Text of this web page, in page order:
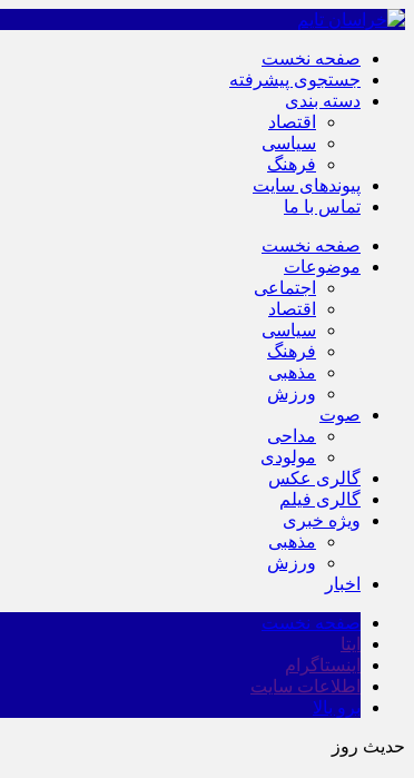
صفحه نخست
جستجوی پیشرفته
دسته بندی
اقتصاد
سیاسی
فرهنگ
پیوندهای سایت
تماس با ما
صفحه نخست
موضوعات
اجتماعی
اقتصاد
سیاسی
فرهنگ
مذهبی
ورزش
صوت
مداحی
مولودی
گالری عکس
گالری فیلم
ویژه خبری
مذهبی
ورزش
اخبار
صفحه نخست
ایتا
اینستاگرام
اطلاعات سایت
برو بالا
حدیث روز